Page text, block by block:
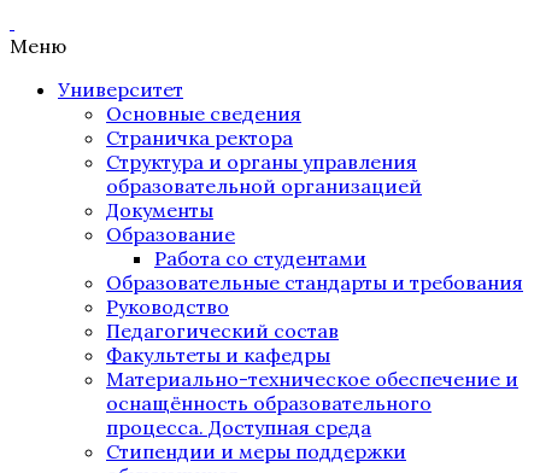
Меню
Университет
Основные сведения
Страничка ректора
Структура и органы управления
образовательной организацией
Документы
Образование
Работа со студентами
Образовательные стандарты и требования
Руководство
Педагогический состав
Факультеты и кафедры
Материально-техническое обеспечение и
оснащённость образовательного
процесса. Доступная среда
Стипендии и меры поддержки